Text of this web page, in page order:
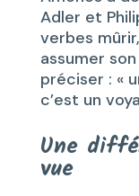
Adler et
verbes
assumer
préciser : «
c’est un
Une
vue